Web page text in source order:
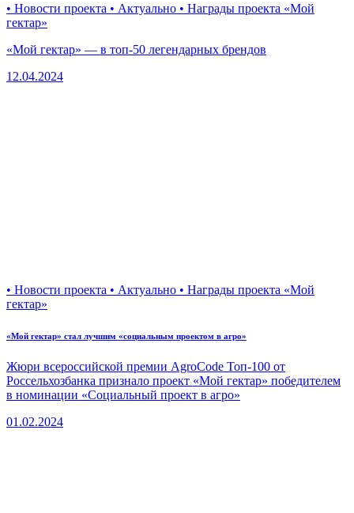
• Новости проекта • Актуально • Награды проекта «Мой
гектар»
«Мой гектар» — в топ-50 легендарных брендов
12.04.2024
• Новости проекта • Актуально • Награды проекта «Мой
гектар»
«Мой гектар» стал лучшим «социальным проектом в агро»
Жюри всероссийской премии AgroCode Топ-100 от
Россельхозбанка признало проект «Мой гектар» победителем
в номинации «Социальный проект в агро»
01.02.2024